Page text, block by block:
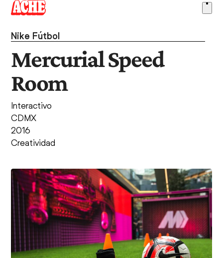
Skip
contentNike Fútbol
Mercurial Speed
Room
Interactivo
CDMX
2016
Creatividad